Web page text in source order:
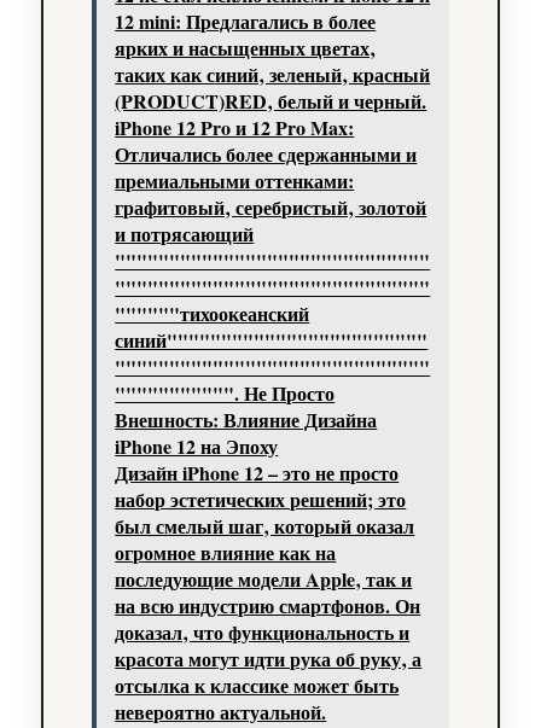
12 mini: Предлагались в более
ярких и насыщенных цветах‚
таких как синий‚ зеленый‚ красный
(PRODUCT)RED‚ белый и черный.
iPhone 12 Pro и 12 Pro Max:
Отличались более сдержанными и
премиальными оттенками:
графитовый‚ серебристый‚ золотой
и потрясающий
"""""""""""""""""""""""""""""
"""""""""""""""""""""""""""""
""""""тихоокеанский
синий""""""""""""""""""""""""
"""""""""""""""""""""""""""""
""""""""""". Не Просто
Внешность: Влияние Дизайна
iPhone 12 на Эпоху
Дизайн iPhone 12 – это не просто
набор эстетических решений; это
был смелый шаг‚ который оказал
огромное влияние как на
последующие модели Apple‚ так и
на всю индустрию смартфонов. Он
доказал‚ что функциональность и
красота могут идти рука об руку‚ а
отсылка к классике может быть
невероятно актуальной.